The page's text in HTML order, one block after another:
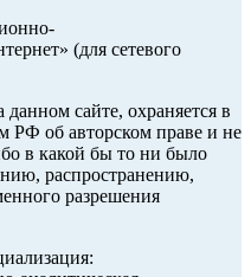
(для сетевого
сайте, охраняется в
РФ об авторском праве и не
в какой бы то ни было
распространению,
разрешения